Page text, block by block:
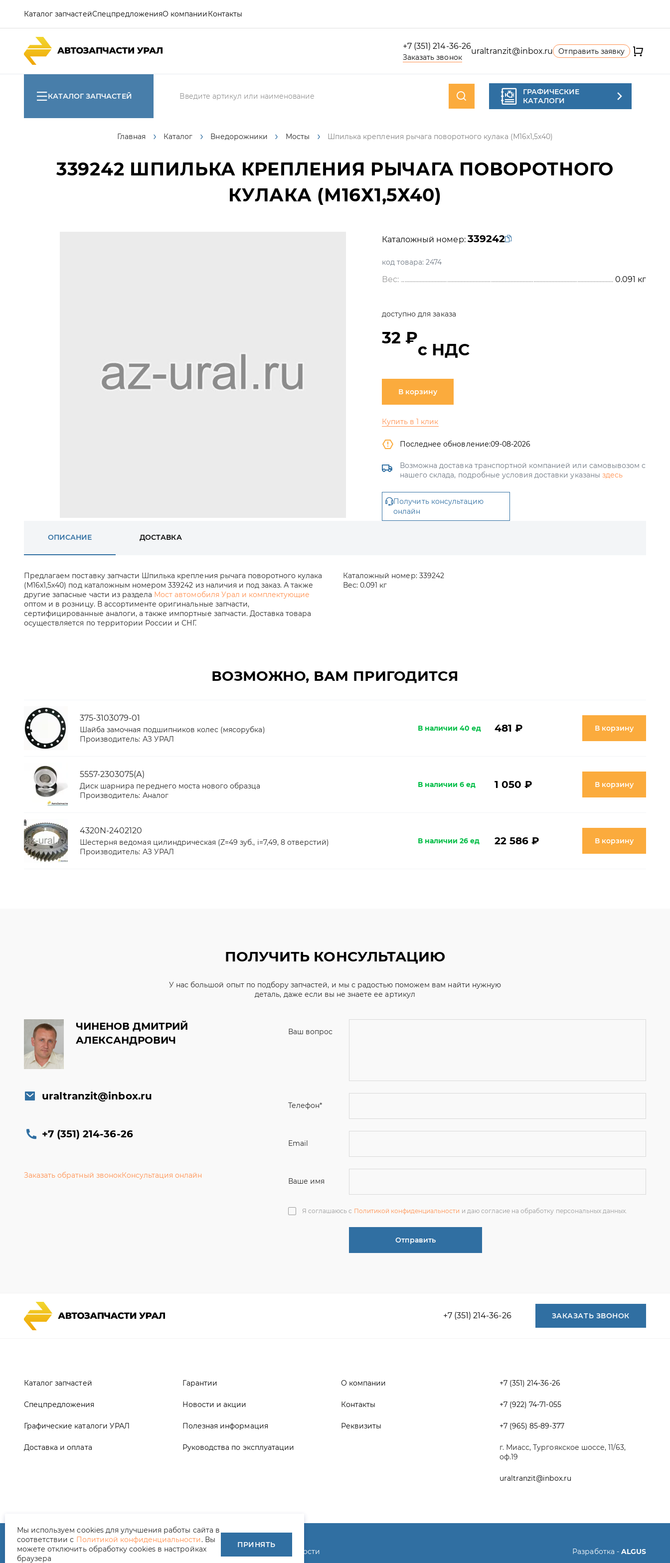
Каталог запчастейСпецпредложенияО компанииКонтакты
+7 (351) 214-36-26
Заказать звонок
uraltranzit@inbox.ru Отправить заявку
КАТАЛОГ ЗАПЧАСТЕЙ
ГРАФИЧЕСКИЕ
КАТАЛОГИ
Главная Каталог Внедорожники Мосты Шпилька крепления рычага поворотного кулака (М16х1,5х40)
339242 ШПИЛЬКА КРЕПЛЕНИЯ РЫЧАГА ПОВОРОТНОГО
КУЛАКА (М16Х1,5Х40)
Каталожный номер: 339242
код товара: 2474
Вес: 0.091 кг
доступно для заказа
32 ₽
с НДС
В корзину
Купить в 1 клик
Последнее обновление:09-08-2026
Возможна доставка транспортной компанией или самовывозом с
нашего склада, подробные условия доставки указаны здесь
Получить консультацию
онлайн
ОПИСАНИЕ ДОСТАВКА
Предлагаем поставку запчасти Шпилька крепления рычага поворотного кулака
(М16х1,5х40) под каталожным номером 339242 из наличия и под заказ. А также
другие запасные части из раздела Мост автомобиля Урал и комплектующие
оптом и в розницу. В ассортименте оригинальные запчасти,
сертифицированные аналоги, а также импортные запчасти. Доставка товара
осуществляется по территории России и СНГ.
Каталожный номер: 339242
Вес: 0.091 кг
ВОЗМОЖНО, ВАМ ПРИГОДИТСЯ
375-3103079-01
Шайба замочная подшипников колес (мясорубка)
Производитель: АЗ УРАЛ
В наличии 40 ед 481 ₽ В корзину
5557-2303075(А)
Диск шарнира переднего моста нового образца
Производитель: Аналог
В наличии 6 ед 1 050 ₽ В корзину
4320N-2402120
Шестерня ведомая цилиндрическая (Z=49 зуб., i=7,49, 8 отверстий)
Производитель: АЗ УРАЛ
В наличии 26 ед 22 586 ₽ В корзину
ПОЛУЧИТЬ КОНСУЛЬТАЦИЮ
У нас большой опыт по подбору запчастей, и мы с радостью поможем вам найти нужную
деталь, даже если вы не знаете ее артикул
ЧИНЕНОВ ДМИТРИЙ
АЛЕКСАНДРОВИЧ
uraltranzit@inbox.ru
+7 (351) 214-36-26
Заказать обратный звонокКонсультация онлайн
Ваш вопрос
Я соглашаюсь с
Отправить
Каталог запчастей +7 (351) 214-36-26
оф.19
uraltranzit@inbox.ru
Мы используем cookies для улучшения работы сайта в
соответствии с Политикой конфиденциальности. Вы
можете отключить обработку cookies в настройках
браузера
ПРИНЯТЬ